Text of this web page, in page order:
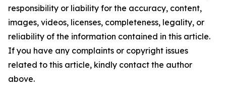
responsibility or liability for the accuracy, content,
images, videos, licenses, completeness, legality, or
reliability of the information contained in this article.
If you have any complaints or copyright issues
related to this article, kindly contact the author
above.